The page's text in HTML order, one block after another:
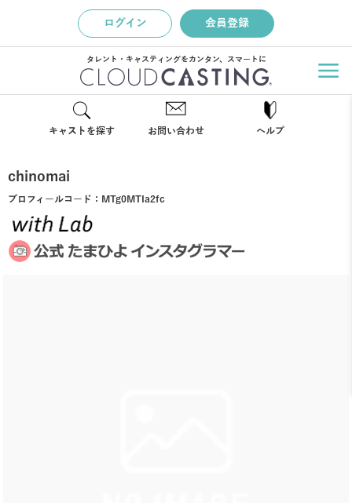
ログイン 会員登録
タレント・キャスティングをカンタン、スマートに
キャストを探す お問い合わせ ヘルプ
chinomai
プロフィールコード： MTg0MTIa2fc